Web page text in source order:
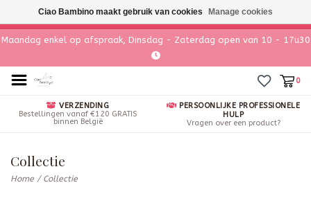
Maandag enkel op afspraak, Dinsdag - Zaterdag open van 10 - 17u30
0
VERZENDING
Bestellingen vanaf €120 GRATIS
binnen België
PERSOONLIJKE PROFESSIONELE
HULP
Vragen over een product?
Collectie
Home / Collectie
Ciao Bambino maakt gebruik van cookies Manage cookies